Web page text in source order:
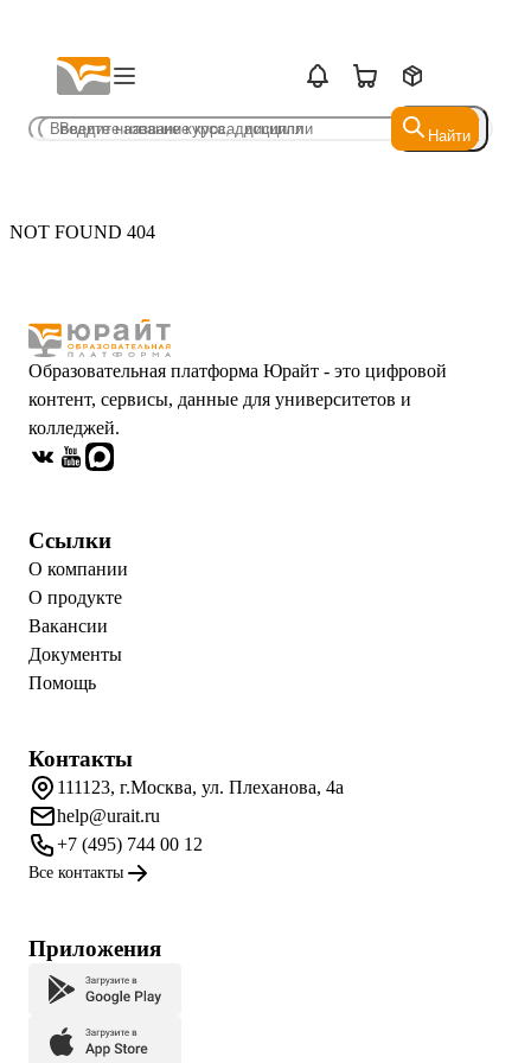
Найти
Найти
NOT FOUND 404
Образовательная платформа Юрайт - это цифровой
контент, сервисы, данные для университетов и
колледжей.
Ссылки
О компании
О продукте
Вакансии
Документы
Помощь
Контакты
111123, г.Москва, ул. Плеханова, 4а
help@urait.ru
+7 (495) 744 00 12
Все контакты
Приложения